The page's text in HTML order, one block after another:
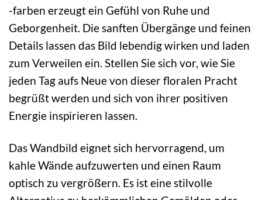
-farben erzeugt ein Gefühl von Ruhe und
Geborgenheit. Die sanften Übergänge und feinen
Details lassen das Bild lebendig wirken und laden
zum Verweilen ein. Stellen Sie sich vor, wie Sie
jeden Tag aufs Neue von dieser floralen Pracht
begrüßt werden und sich von ihrer positiven
Energie inspirieren lassen.
Das Wandbild eignet sich hervorragend, um
kahle Wände aufzuwerten und einen Raum
optisch zu vergrößern. Es ist eine stilvolle